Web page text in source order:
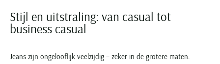
Stijl en uitstraling: van casual tot
business casual
Jeans zijn ongelooflijk veelzijdig – zeker in de grotere maten.